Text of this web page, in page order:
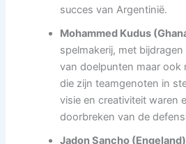
succes van Argentinië.
Mohammed Kudus
spelmakerij, met
van doelpunten maar ook
die zijn teamgenoten in
visie en creativiteit waren
doorbreken van de
Jadon Sancho (Engeland)